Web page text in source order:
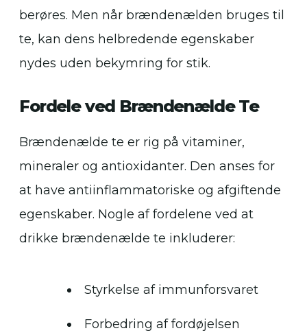
berøres. Men når brændenælden bruges til
te, kan dens helbredende egenskaber
nydes uden bekymring for stik.
Fordele ved Brændenælde Te
Brændenælde te er rig på vitaminer,
mineraler og antioxidanter. Den anses for
at have antiinflammatoriske og afgiftende
egenskaber. Nogle af fordelene ved at
drikke brændenælde te inkluderer:
Styrkelse af immunforsvaret
Forbedring af fordøjelsen